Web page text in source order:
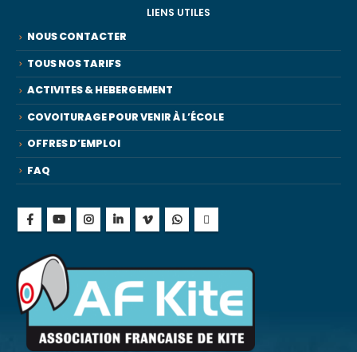
LIENS UTILES
NOUS CONTACTER
TOUS NOS TARIFS
ACTIVITES & HEBERGEMENT
COVOITURAGE POUR VENIR À L’ÉCOLE
OFFRES D’EMPLOI
FAQ